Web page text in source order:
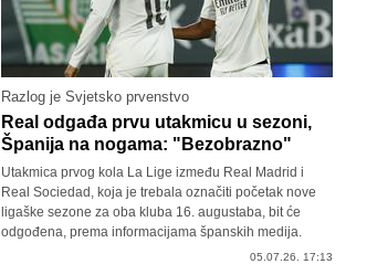
Razlog je Svjetsko prvenstvo
Real odgađa prvu utakmicu u sezoni,
Španija na nogama: "Bezobrazno"
Utakmica prvog kola La Lige između Real Madrid i
Real Sociedad, koja je trebala označiti početak nove
ligaške sezone za oba kluba 16. augustaba, bit će
odgođena, prema informacijama španskih medija.
05.07.26. 17:13